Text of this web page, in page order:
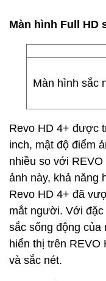
Màn hình Full HD
Màn hình sắc
Revo HD 4+ được
inch, mật độ điểm
nhiều so với
ảnh này, khả năng
Revo HD 4+ đã
mắt người. Với
sắc sống động của
hiển thị trên
và sắc nét.